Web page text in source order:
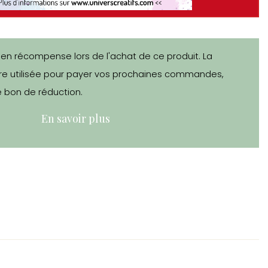
récompense lors de l'achat de ce produit. La
utilisée pour payer vos prochaines commandes,
de réduction.
En savoir plus